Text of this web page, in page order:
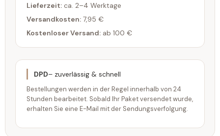
Lieferzeit: ca. 2–4 Werktage
Versandkosten: 7,95 €
Kostenloser Versand: ab 100 €
DPD– zuverlässig & schnell
Bestellungen werden in der Regel innerhalb von 24
Stunden bearbeitet. Sobald Ihr Paket versendet wurde,
erhalten Sie eine E-Mail mit der Sendungsverfolgung.